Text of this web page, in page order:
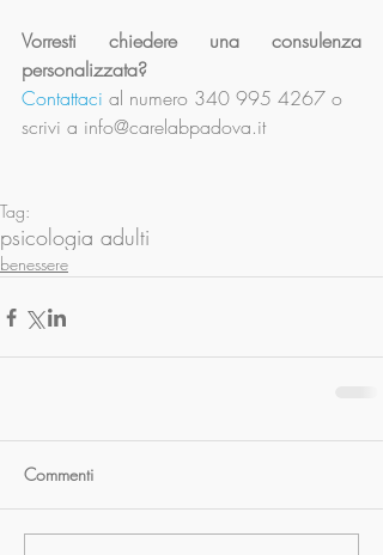
Vorresti chiedere una consulenza
personalizzata?
Contattaci al numero 340 995 4267 o
scrivi a info@carelabpadova.it
Tag:
psicologia adulti
benessere
Commenti